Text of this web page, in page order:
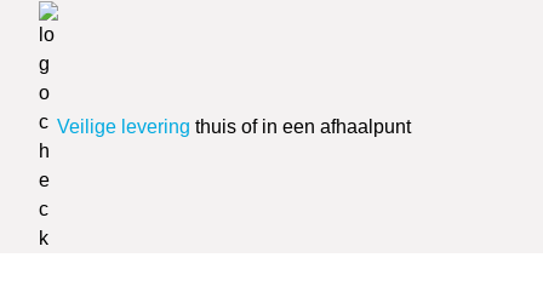
Veilige levering thuis of in een afhaalpunt